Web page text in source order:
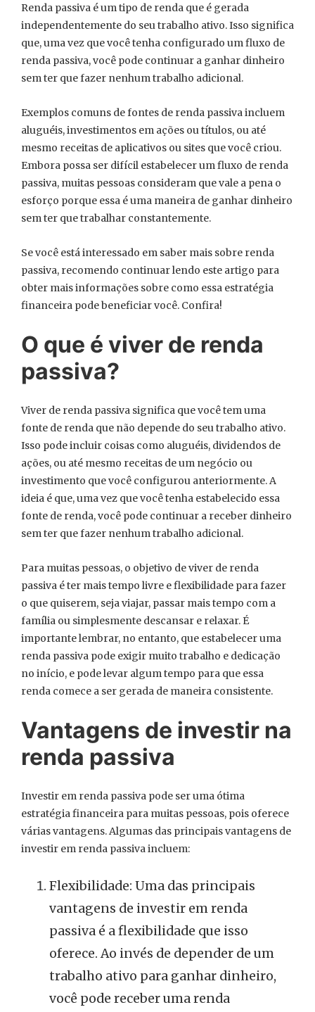
Renda passiva é um tipo de renda que é gerada
independentemente do seu trabalho ativo. Isso significa
que, uma vez que você tenha configurado um fluxo de
renda passiva, você pode continuar a ganhar dinheiro
sem ter que fazer nenhum trabalho adicional.
Exemplos comuns de fontes de renda passiva incluem
aluguéis, investimentos em ações ou títulos, ou até
mesmo receitas de aplicativos ou sites que você criou.
Embora possa ser difícil estabelecer um fluxo de renda
passiva, muitas pessoas consideram que vale a pena o
esforço porque essa é uma maneira de ganhar dinheiro
sem ter que trabalhar constantemente.
Se você está interessado em saber mais sobre renda
passiva, recomendo continuar lendo este artigo para
obter mais informações sobre como essa estratégia
financeira pode beneficiar você. Confira!
O que é viver de renda
passiva?
Viver de renda passiva significa que você tem uma
fonte de renda que não depende do seu trabalho ativo.
Isso pode incluir coisas como aluguéis, dividendos de
ações, ou até mesmo receitas de um negócio ou
investimento que você configurou anteriormente. A
ideia é que, uma vez que você tenha estabelecido essa
fonte de renda, você pode continuar a receber dinheiro
sem ter que fazer nenhum trabalho adicional.
Para muitas pessoas, o objetivo de viver de renda
passiva é ter mais tempo livre e flexibilidade para fazer
o que quiserem, seja viajar, passar mais tempo com a
família ou simplesmente descansar e relaxar. É
importante lembrar, no entanto, que estabelecer uma
renda passiva pode exigir muito trabalho e dedicação
no início, e pode levar algum tempo para que essa
renda comece a ser gerada de maneira consistente.
Vantagens de investir na
renda passiva
Investir em renda passiva pode ser uma ótima
estratégia financeira para muitas pessoas, pois oferece
várias vantagens. Algumas das principais vantagens de
investir em renda passiva incluem:
Flexibilidade: Uma das principais
vantagens de investir em renda
passiva é a flexibilidade que isso
oferece. Ao invés de depender de um
trabalho ativo para ganhar dinheiro,
você pode receber uma renda